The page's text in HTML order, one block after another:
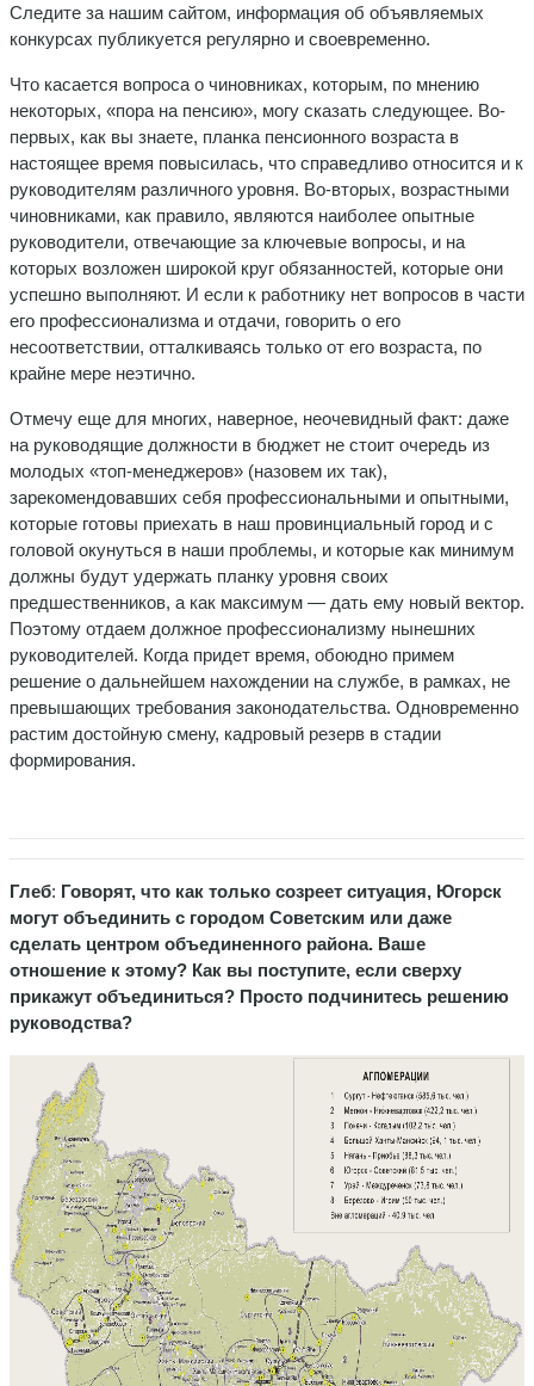
Следите за нашим сайтом, информация об объявляемых
конкурсах публикуется регулярно и своевременно.
Что касается вопроса о чиновниках, которым, по мнению
некоторых, «пора на пенсию», могу сказать следующее. Во-
первых, как вы знаете, планка пенсионного возраста в
настоящее время повысилась, что справедливо относится и к
руководителям различного уровня. Во-вторых, возрастными
чиновниками, как правило, являются наиболее опытные
руководители, отвечающие за ключевые вопросы, и на
которых возложен широкой круг обязанностей, которые они
успешно выполняют. И если к работнику нет вопросов в части
его профессионализма и отдачи, говорить о его
несоответствии, отталкиваясь только от его возраста, по
крайне мере неэтично.
Отмечу еще для многих, наверное, неочевидный факт: даже
на руководящие должности в бюджет не стоит очередь из
молодых «топ-менеджеров» (назовем их так),
зарекомендовавших себя профессиональными и опытными,
которые готовы приехать в наш провинциальный город и с
головой окунуться в наши проблемы, и которые как минимум
должны будут удержать планку уровня своих
предшественников, а как максимум — дать ему новый вектор.
Поэтому отдаем должное профессионализму нынешних
руководителей. Когда придет время, обоюдно примем
решение о дальнейшем нахождении на службе, в рамках, не
превышающих требования законодательства. Одновременно
растим достойную смену, кадровый резерв в стадии
формирования.
Глеб: Говорят, что как только созреет ситуация, Югорск
могут объединить с городом Советским или даже
сделать центром объединенного района. Ваше
отношение к этому? Как вы поступите, если сверху
прикажут объединиться? Просто подчинитесь решению
руководства?